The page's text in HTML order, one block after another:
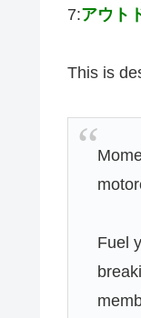
7:アウト
This is
Fuel